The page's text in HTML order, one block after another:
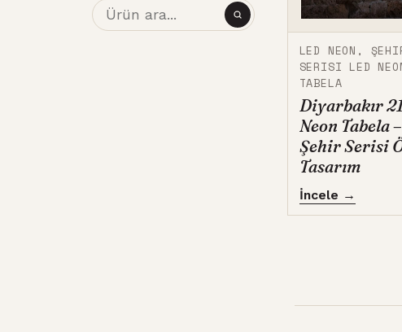
LED NEON ,
SERISI LED
TABELA
Diyarbakır
Neon Tabela –
Şehir Serisi
Tasarım
İncele →